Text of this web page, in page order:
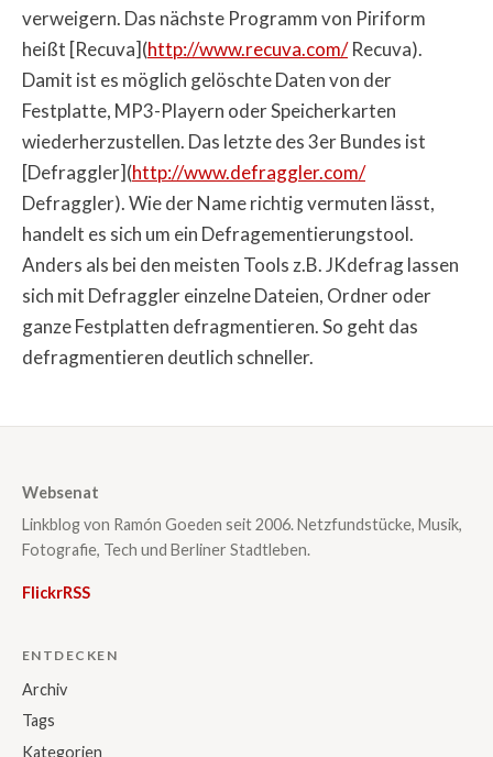
verweigern. Das nächste Programm von Piriform
heißt [Recuva](http://www.recuva.com/Recuva).
Damit ist es möglich gelöschte Daten von der
Festplatte, MP3-Playern oder Speicherkarten
wiederherzustellen. Das letzte des 3er Bundes ist
[Defraggler](http://www.defraggler.com/
Defraggler). Wie der Name richtig vermuten lässt,
handelt es sich um ein Defragementierungstool.
Anders als bei den meisten Tools z.B. JKdefrag lassen
sich mit Defraggler einzelne Dateien, Ordner oder
ganze Festplatten defragmentieren. So geht das
defragmentieren deutlich schneller.
Websenat
Linkblog von Ramón Goeden seit 2006. Netzfundstücke, Musik,
Fotografie, Tech und Berliner Stadtleben.
FlickrRSS
ENTDECKEN
Archiv
Tags
Kategorien